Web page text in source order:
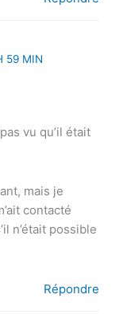
59 MIN
vu qu’il était
mais je
contacté
n’était possible
Répondre